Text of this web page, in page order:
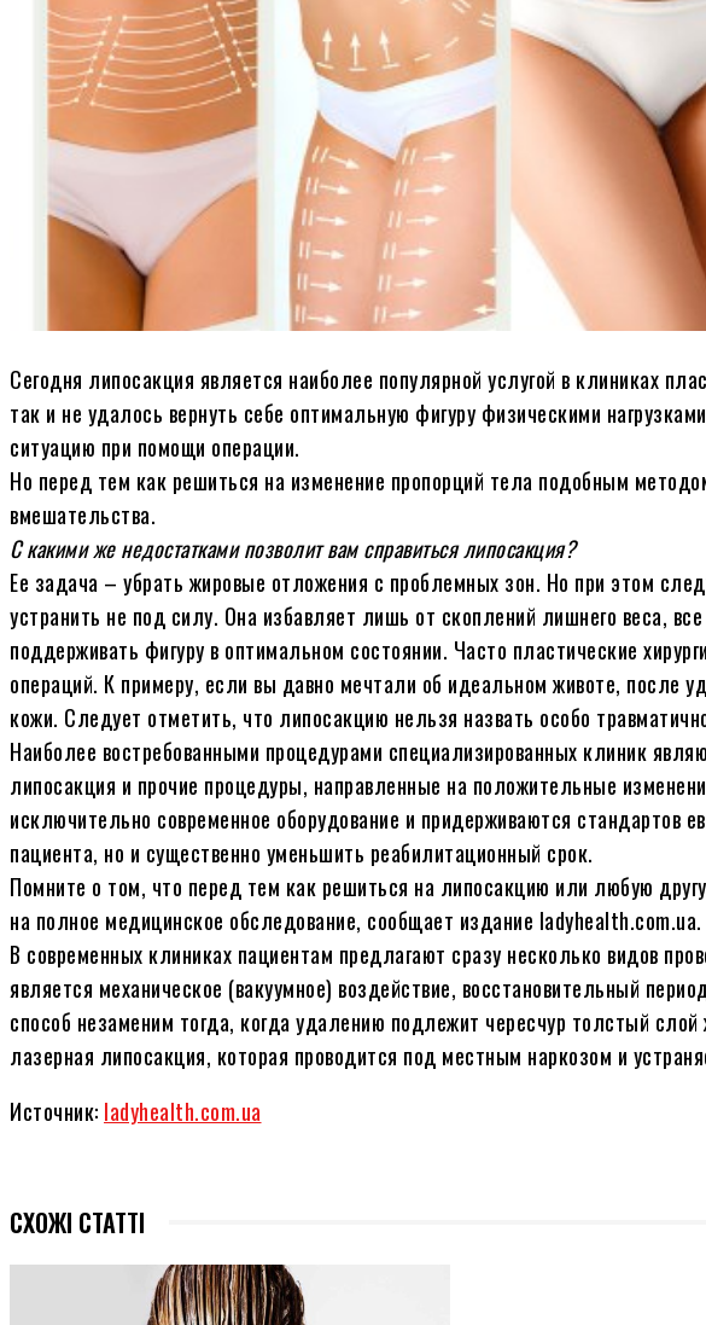
Сегодня липосакция является наиболее популярной услугой в клиниках
так и не удалось вернуть себе оптимальную фигуру физическими
ситуацию при помощи операции.
Но перед тем как решиться на изменение пропорций тела подобным
вмешательства.
С какими же недостатками позволит вам справиться липосакция?
Ее задача – убрать жировые отложения с проблемных зон. Но при этом
устранить не под силу. Она избавляет лишь от скоплений лишнего веса,
поддерживать фигуру в оптимальном состоянии. Часто пластические
операций. К примеру, если вы давно мечтали об идеальном животе, после
кожи. Следует отметить, что липосакцию нельзя назвать особо
Наиболее востребованными процедурами специализированных клиник
липосакция и прочие процедуры, направленные на положительные
исключительно современное оборудование и придерживаются стандартов
пациента, но и существенно уменьшить реабилитационный срок.
Помните о том, что перед тем как решиться на липосакцию или любую
на полное медицинское обследование, сообщает издание
В современных клиниках пациентам предлагают сразу несколько видов
является механическое (вакуумное) воздействие, восстановительный
способ незаменим тогда, когда удалению подлежит чересчур толстый
лазерная липосакция, которая проводится под местным наркозом и
Источник: ladyhealth.com.ua
СХОЖІ СТАТТІ